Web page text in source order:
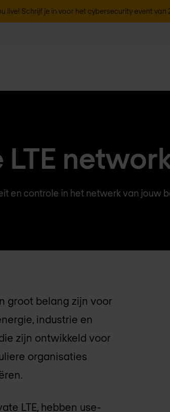
live! Schrijf je in voor het cybersecurity event van
LTE
en controle in het netwerk van jouw
groot belang zijn voor
industrie en
zijn ontwikkeld voor
organisaties
LTE, hebben use-